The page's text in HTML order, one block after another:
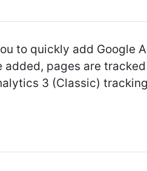
to quickly add
added, pages are
3 (Classic)